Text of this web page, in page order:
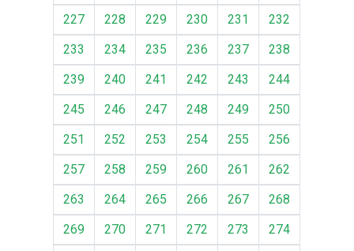
227
228 229 230 231
232
233
234 235 236 237
238
239
240 241 242 243
244
245
246 247 248 249
250
251
252 253 254 255
256
257
258 259 260 261
262
263
264 265 266 267
268
269
270 271 272 273
274